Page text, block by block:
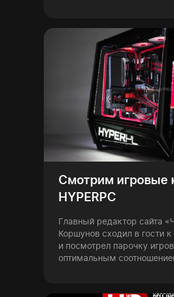
Смотрим игровые
HYPERPC
Главный редактор сайта
Коршунов сходил в гости к
и посмотрел парочку
оптимальным